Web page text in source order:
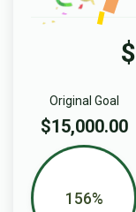
$
Original Goal
$15,000.00
156%